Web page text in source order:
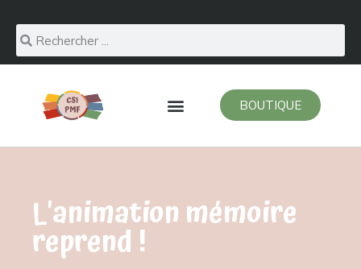
BOUTIQUE
L'animation mémoire
reprend !